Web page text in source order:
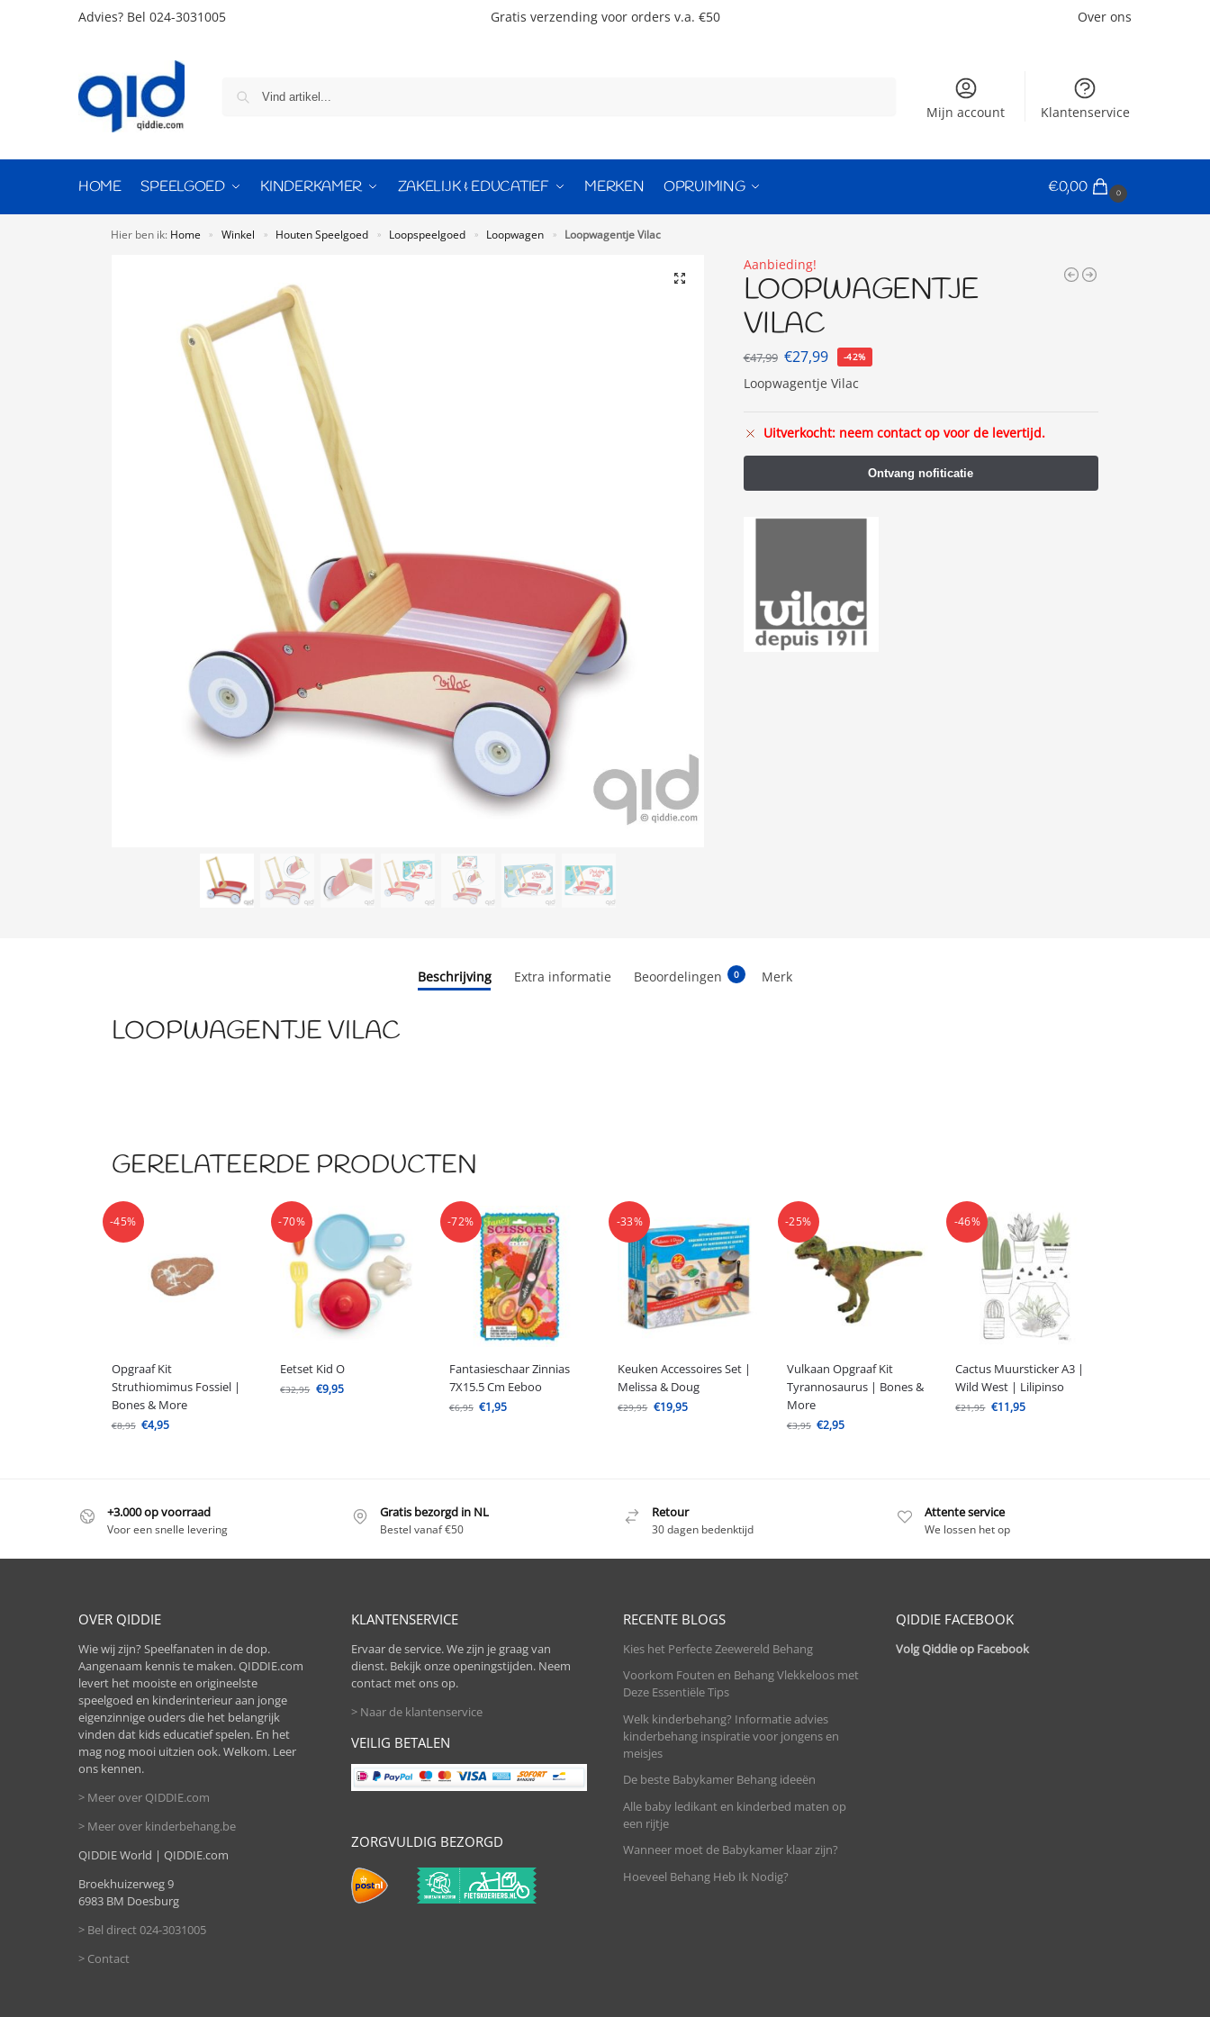
Advies? Bel 024-3031005 Gratis verzending voor orders v.a. €50 Over ons
Mijn account Klantenservice
HOME SPEELGOED KINDERKAMER ZAKELIJK & EDUCATIEF MERKEN OPRUIMING €0,00 0
Hier ben ik: Home » Winkel » Houten Speelgoed » Loopspeelgoed » Loopwagen » Loopwagentje Vilac
Aanbieding!
LOOPWAGENTJE
VILAC
€47,99 €27,99 -42%
Loopwagentje Vilac
Uitverkocht: neem contact op voor de levertijd.
Beschrijving Extra informatie Beoordelingen 0 Merk
LOOPWAGENTJE VILAC
GERELATEERDE PRODUCTEN
-45%
Opgraaf Kit
Struthiomimus Fossiel |
Bones & More
€8,95 €4,95
-70%
Eetset Kid O
€32,95 €9,95
-72%
Fantasieschaar Zinnias
7X15.5 Cm Eeboo
€6,95 €1,95
-33%
Keuken Accessoires Set |
Melissa & Doug
€29,95 €19,95
-25%
Vulkaan Opgraaf Kit
Tyrannosaurus | Bones &
More
€3,95 €2,95
-46%
Cactus Muursticker A3 |
Wild West | Lilipinso
€21,95 €11,95
+3.000 op voorraad
Voor een snelle levering
Gratis bezorgd in NL
Bestel vanaf €50
Retour
30 dagen bedenktijd
Attente service
We lossen het op
OVER QIDDIE
Wie wij zijn? Speelfanaten in de dop.
Aangenaam kennis te maken. QIDDIE.com
levert het mooiste en origineelste
speelgoed en kinderinterieur aan jonge
eigenzinnige ouders die het belangrijk
vinden dat kids educatief spelen. En het
mag nog mooi uitzien ook. Welkom. Leer
ons kennen.
> Meer over QIDDIE.com
> Meer over kinderbehang.be
QIDDIE World | QIDDIE.com
Broekhuizerweg 9
6983 BM Doesburg
> Bel direct 024-3031005
> Contact
KLANTENSERVICE
Ervaar de service. We zijn je graag van
dienst. Bekijk onze openingstijden. Neem
contact met ons op.
> Naar de klantenservice
VEILIG BETALEN
ZORGVULDIG BEZORGD
RECENTE BLOGS
Kies het Perfecte Zeewereld Behang
Voorkom Fouten en Behang Vlekkeloos met
Deze Essentiële Tips
Welk kinderbehang? Informatie advies
kinderbehang inspiratie voor jongens en
meisjes
De beste Babykamer Behang ideeën
Alle baby ledikant en kinderbed maten op
een rijtje
Wanneer moet de Babykamer klaar zijn?
Hoeveel Behang Heb Ik Nodig?
QIDDIE FACEBOOK
Volg Qiddie op Facebook